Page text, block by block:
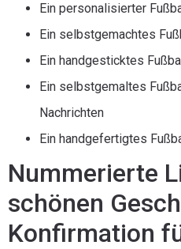
Ein personalisierter
Ein selbstgemachtes
Ein handgesticktes
Ein selbstgemaltes
Nachrichten
Ein handgefertigtes
Nummerierte
schönen
Konfirmation